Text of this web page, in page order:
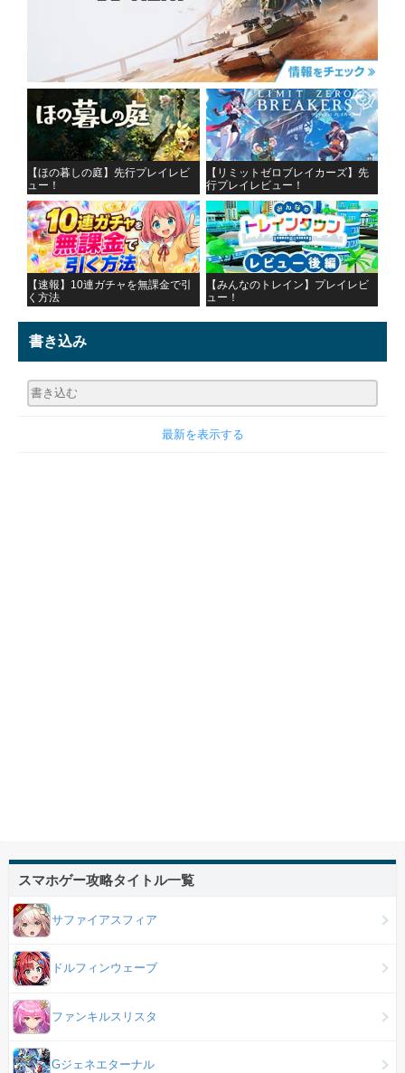
【ほの暮しの庭】先行プレイレビ
ュー！
【リミットゼロブレイカーズ】先
行プレイレビュー！
【速報】10連ガチャを無課金で引
く方法
【みんなのトレイン】プレイレビ
ュー！
書き込み
最新を表示する
スマホゲー攻略タイトル一覧
サファイアスフィア
ドルフィンウェーブ
ファンキルスリスタ
Gジェネエターナル